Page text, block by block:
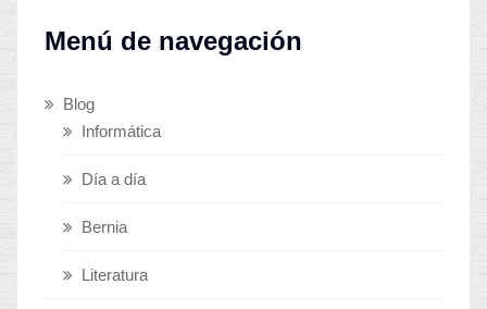
Menú de navegación
Blog
Informática
Día a día
Bernia
Literatura